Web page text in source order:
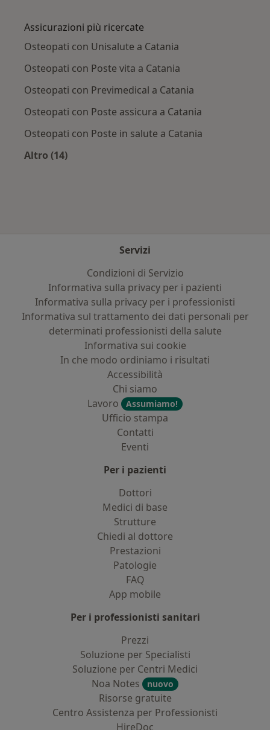
Assicurazioni più ricercate
Osteopati con Unisalute a Catania
Osteopati con Poste vita a Catania
Osteopati con Previmedical a Catania
Osteopati con Poste assicura a Catania
Osteopati con Poste in salute a Catania
Altro (14)
Servizi
Condizioni di Servizio
Informativa sulla privacy per i pazienti
Informativa sulla privacy per i professionisti
Informativa sul trattamento dei dati personali per
determinati professionisti della salute
Informativa sui cookie
In che modo ordiniamo i risultati
Accessibilità
Chi siamo
Lavoro
Assumiamo!
Ufficio stampa
Contatti
Eventi
Per i pazienti
Dottori
Medici di base
Strutture
Chiedi al dottore
Prestazioni
Patologie
FAQ
App mobile
Per i professionisti sanitari
Prezzi
Soluzione per Specialisti
Soluzione per Centri Medici
Noa Notes
nuovo
Risorse gratuite
Centro Assistenza per Professionisti
HireDoc